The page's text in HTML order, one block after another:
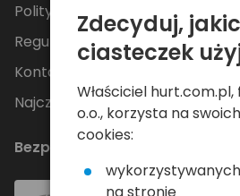
Polityka Prywatności
Regulamin
Kontakt
Najczęściej zadawane pytania
Bezpieczne płatności
Zdecyduj,
ciasteczek
Właściciel
o.o., korzysta na
cookies: